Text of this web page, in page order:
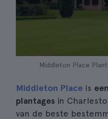
Middleton Place
Middleton Place is
plantages in
van de beste